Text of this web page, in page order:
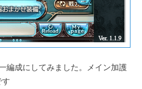
編成にしてみました。メイン加護
す